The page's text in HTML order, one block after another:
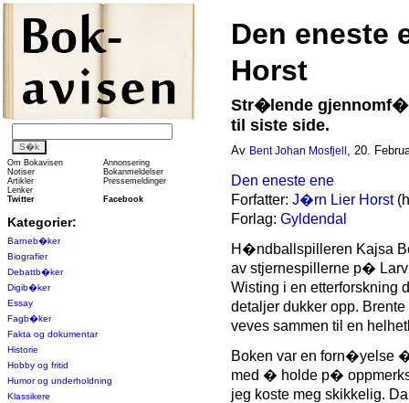
Om Bokavisen
Annonsering
Notiser
Bokanmeldelser
Artikler
Pressemeldinger
Lenker
Twitter
Facebook
Kategorier:
Barneb�ker
Biografier
Debattb�ker
Digib�ker
Essay
Fagb�ker
Fakta og dokumentar
Historie
Hobby og fritid
Humor og underholdning
Klassikere
Den eneste
Horst
Str�lende
til siste side.
Av Bent Johan Mosfjell , 20.
Den eneste ene
Forfatter: J�rn Lier Horst
Forlag: Gyldendal
H�ndballspilleren Kajsa
av stjernespillerne p�
Wisting i en etterforskning
detaljer dukker opp.
veves sammen til en
Boken var en forn�yelse
med � holde p�
jeg koste meg skikkelig.